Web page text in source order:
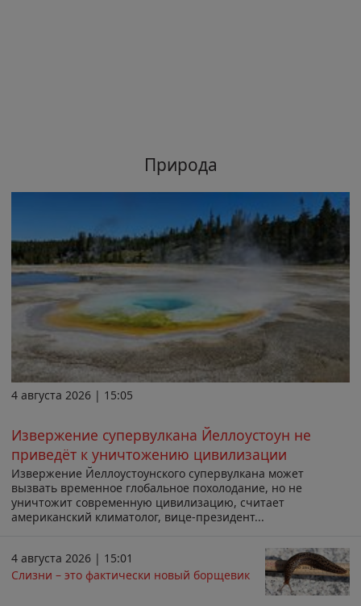
Природа
4 августа 2026 | 15:05
Извержение супервулкана Йеллоустоун не
приведёт к уничтожению цивилизации
Извержение Йеллоустоунского супервулкана может
вызвать временное глобальное похолодание, но не
уничтожит современную цивилизацию, считает
американский климатолог, вице-президент...
4 августа 2026 | 15:01
Слизни – это фактически новый борщевик